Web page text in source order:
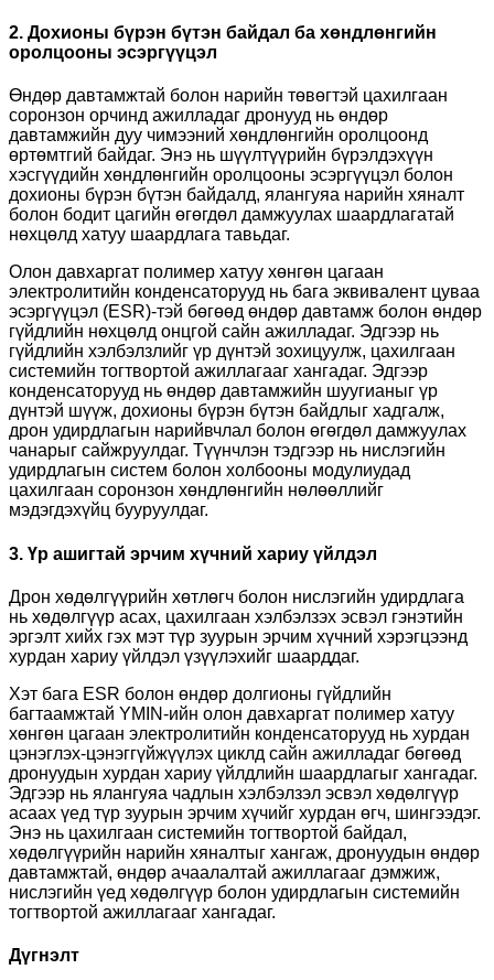
2. Дохионы бүрэн бүтэн байдал ба хөндлөнгийн
оролцооны эсэргүүцэл
Өндөр давтамжтай болон нарийн төвөгтэй цахилгаан
соронзон орчинд ажилладаг дронууд нь өндөр
давтамжийн дуу чимээний хөндлөнгийн оролцоонд
өртөмтгий байдаг. Энэ нь шүүлтүүрийн бүрэлдэхүүн
хэсгүүдийн хөндлөнгийн оролцооны эсэргүүцэл болон
дохионы бүрэн бүтэн байдалд, ялангуяа нарийн хяналт
болон бодит цагийн өгөгдөл дамжуулах шаардлагатай
нөхцөлд хатуу шаардлага тавьдаг.
Олон давхаргат полимер хатуу хөнгөн цагаан
электролитийн конденсаторууд нь бага эквивалент цуваа
эсэргүүцэл (ESR)-тэй бөгөөд өндөр давтамж болон өндөр
гүйдлийн нөхцөлд онцгой сайн ажилладаг. Эдгээр нь
гүйдлийн хэлбэлзлийг үр дүнтэй зохицуулж, цахилгаан
системийн тогтвортой ажиллагааг хангадаг. Эдгээр
конденсаторууд нь өндөр давтамжийн шуугианыг үр
дүнтэй шүүж, дохионы бүрэн бүтэн байдлыг хадгалж,
дрон удирдлагын нарийвчлал болон өгөгдөл дамжуулах
чанарыг сайжруулдаг. Түүнчлэн тэдгээр нь нислэгийн
удирдлагын систем болон холбооны модулиудад
цахилгаан соронзон хөндлөнгийн нөлөөллийг
мэдэгдэхүйц бууруулдаг.
3. Үр ашигтай эрчим хүчний хариу үйлдэл
Дрон хөдөлгүүрийн хөтлөгч болон нислэгийн удирдлага
нь хөдөлгүүр асах, цахилгаан хэлбэлзэх эсвэл гэнэтийн
эргэлт хийх гэх мэт түр зуурын эрчим хүчний хэрэгцээнд
хурдан хариу үйлдэл үзүүлэхийг шаарддаг.
Хэт бага ESR болон өндөр долгионы гүйдлийн
багтаамжтай YMIN-ийн олон давхаргат полимер хатуу
хөнгөн цагаан электролитийн конденсаторууд нь хурдан
цэнэглэх-цэнэггүйжүүлэх циклд сайн ажилладаг бөгөөд
дронуудын хурдан хариу үйлдлийн шаардлагыг хангадаг.
Эдгээр нь ялангуяа чадлын хэлбэлзэл эсвэл хөдөлгүүр
асаах үед түр зуурын эрчим хүчийг хурдан өгч, шингээдэг.
Энэ нь цахилгаан системийн тогтвортой байдал,
хөдөлгүүрийн нарийн хяналтыг хангаж, дронуудын өндөр
давтамжтай, өндөр ачаалалтай ажиллагааг дэмжиж,
нислэгийн үед хөдөлгүүр болон удирдлагын системийн
тогтвортой ажиллагааг хангадаг.
Дүгнэлт